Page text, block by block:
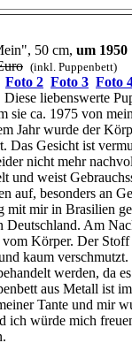
50 cm, um 1950
(inkl. Puppenbett)
Foto 2 Foto 3 Foto
Diese liebenswerte
sie ca. 1975 von
Jahr wurde der
Das Gesicht ist
nicht mehr
und weist
auf, besonders an
mit mir in Brasilien
Deutschland. Am
Körper. Der Stoff
kaum verschmutzt.
werden, da
aus Metall ist
Tante und mir
ich würde mich